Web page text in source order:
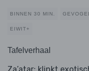
BINNEN 30 MIN.
EIWIT+
Tafelverhaal